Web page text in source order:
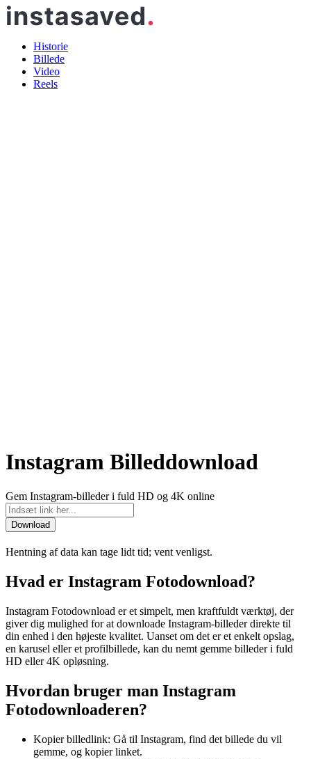
Historie
Billede
Video
Reels
Instagram Billeddownload
Gem Instagram-billeder i fuld HD og 4K online
Download
Hentning af data kan tage lidt tid; vent venligst.
Hvad er Instagram Fotodownload?
Instagram Fotodownload er et simpelt, men kraftfuldt værktøj, der
giver dig mulighed for at downloade Instagram-billeder direkte til
din enhed i den højeste kvalitet. Uanset om det er et enkelt opslag,
en karusel eller et profilbillede, kan du nemt gemme billeder i fuld
HD eller 4K opløsning.
Hvordan bruger man Instagram
Fotodownloaderen?
Kopier billedlink: Gå til Instagram, find det billede du vil
gemme, og kopier linket.